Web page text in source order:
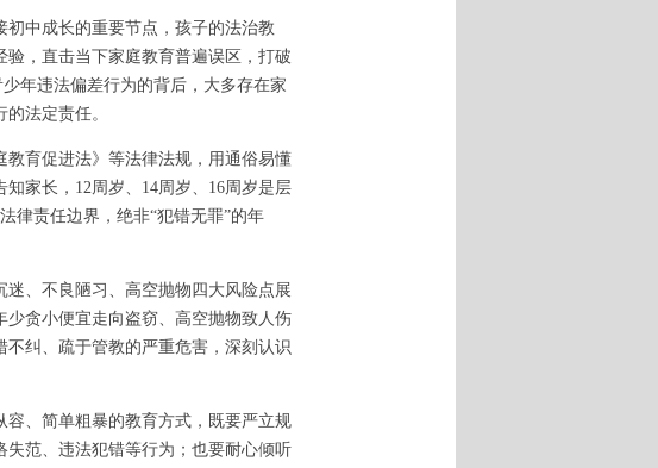
中成长的重要节点，孩子的法治教
，直击当下家庭教育普遍误区，打破
年违法偏差行为的背后，大多存在家
法定责任。
育促进法》等法律法规，用通俗易懂
家长，12周岁、14周岁、16周岁是层
律责任边界，绝非“犯错无罪”的年
、不良陋习、高空抛物四大风险点展
贪小便宜走向盗窃、高空抛物致人伤
纠、疏于管教的严重危害，深刻认识
、简单粗暴的教育方式，既要严立规
范、违法犯错等行为；也要耐心倾听